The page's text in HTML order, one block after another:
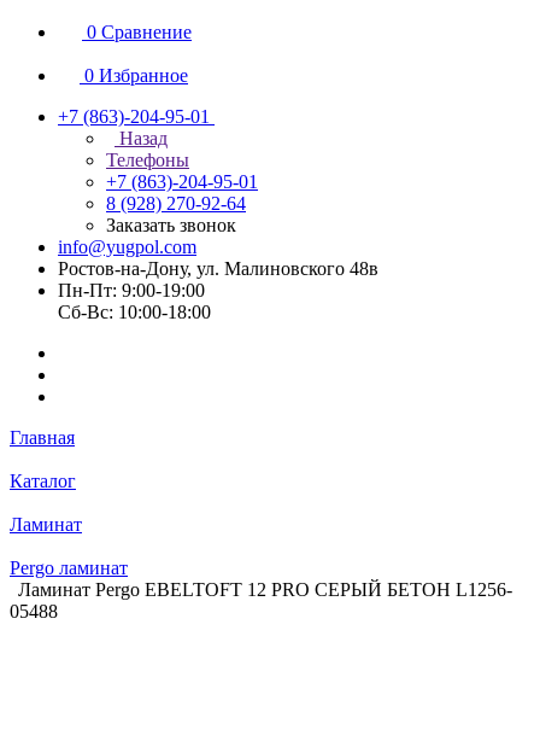
0 Сравнение
0 Избранное
+7 (863)-204-95-01
Назад
Телефоны
+7 (863)-204-95-01
8 (928) 270-92-64
Заказать звонок
info@yugpol.com
Ростов-на-Дону, ул. Малиновского 48в
Пн-Пт: 9:00-19:00
Cб-Вс: 10:00-18:00
Главная
Каталог
Ламинат
Pergo ламинат
Ламинат Pergo EBELTOFT 12 PRO СЕРЫЙ БЕТОН L1256-
05488